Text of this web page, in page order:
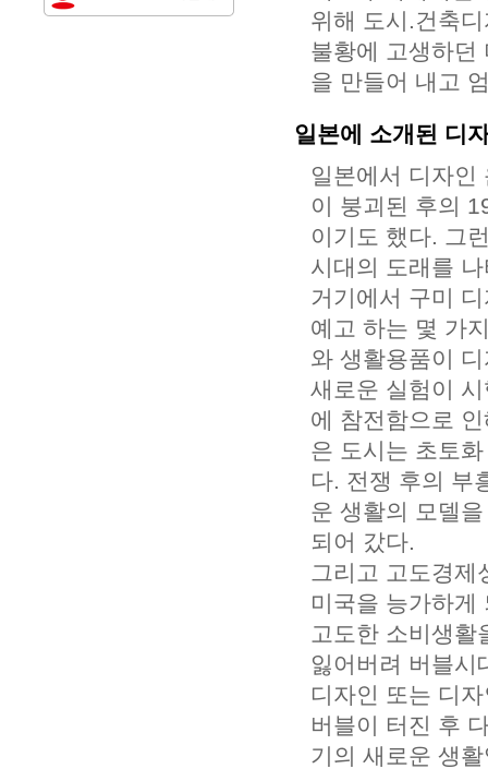
위해 도시.건축
불황에 고생하던
을 만들어 내고
일본에 소개된 디
일본에서 디자인
이 붕괴된 후의
이기도 했다. 그
시대의 도래를
거기에서 구미
예고 하는 몇 가
와 생활용품이
새로운 실험이
에 참전함으로
은 도시는 초토
다. 전쟁 후의 부
운 생활의 모델
되어 갔다.
그리고 고도경
미국을 능가하게
고도한 소비생활
잃어버려 버블시
디자인 또는 디
버블이 터진 후
기의 새로운 생